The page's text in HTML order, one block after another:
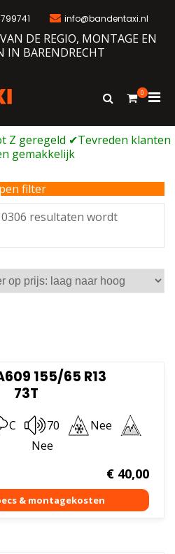
info@bandentaxi.nl
DE REGIO, MONTAGE EN
IN BARENDRECHT
Bandengarage met eigen webshop
Toon
0
voor
filter
resultaten wordt
155/65 R13
73T
C 70
Nee
Nee
€40,00